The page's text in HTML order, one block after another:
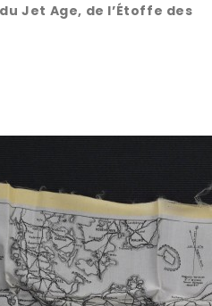
Jet Age, de l’Étoffe des